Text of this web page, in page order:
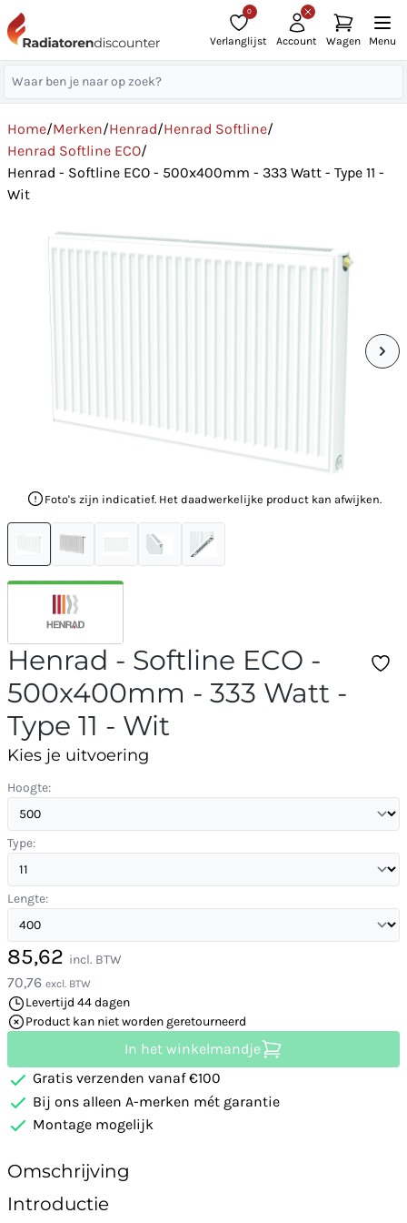
0
Verlanglijst Account Wagen Menu
Home/Merken/Henrad/Henrad Softline/
Henrad Softline ECO/
Henrad - Softline ECO - 500x400mm - 333 Watt - Type 11 -
Wit
Foto's zijn indicatief. Het daadwerkelijke product kan afwijken.
Henrad - Softline ECO -
500x400mm - 333 Watt -
Type 11 - Wit
Kies je uitvoering
Hoogte:
Type:
Lengte:
85,62 incl. BTW
70,76 excl. BTW
Levertijd 44 dagen
Product kan niet worden geretourneerd
In het winkelmandje
Gratis verzenden vanaf €100
Bij ons alleen A-merken mét garantie
Montage mogelijk
Omschrijving
Introductie